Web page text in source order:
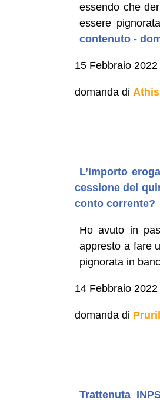
essendo che
essere
contenuto -
15 Febbraio 2022
domanda di Athis
L’importo
cessione del
conto corrente?
Ho avuto in
appresto a fare
pignorata in
14 Febbraio 2022
domanda di
Trattenuta